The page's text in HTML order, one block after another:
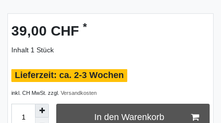
39,00 CHF *
Inhalt 1 Stück
ca. 2-3 Wochen
inkl. CH MwSt. zzgl. Versandkosten
In den Warenkorb